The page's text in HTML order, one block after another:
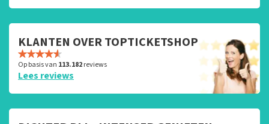
KLANTEN OVER TOPTICKETSHOP
Op basis van 113.182reviews
Lees reviews